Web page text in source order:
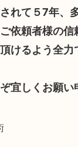
れて５7年、
依頼者様の信
けるよう全
宜しくお願い